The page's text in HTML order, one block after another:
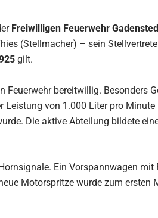
Freiwilligen Feuerwehr
(Stellmacher) – sein
gilt.
Feuerwehr bereitwillig. Besonders
Leistung von 1.000 Liter pro
Die aktive Abteilung bildete
Ein Vorspannwagen
Motorspritze wurde zum